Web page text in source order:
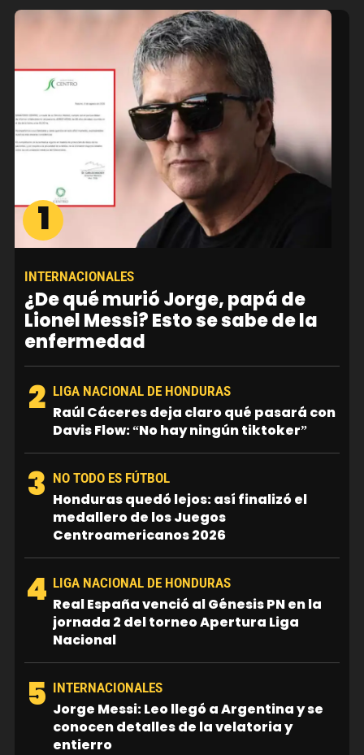
1
INTERNACIONALES
¿De qué murió Jorge, papá de
Lionel Messi? Esto se sabe de la
enfermedad
2 LIGA NACIONAL DE HONDURAS
Raúl Cáceres deja claro qué pasará con
Davis Flow: “No hay ningún tiktoker”
3 NO TODO ES FÚTBOL
Honduras quedó lejos: así finalizó el
medallero de los Juegos
Centroamericanos 2026
4 LIGA NACIONAL DE HONDURAS
Real España venció al Génesis PN en la
jornada 2 del torneo Apertura Liga
Nacional
5 INTERNACIONALES
Jorge Messi: Leo llegó a Argentina y se
conocen detalles de la velatoria y
entierro